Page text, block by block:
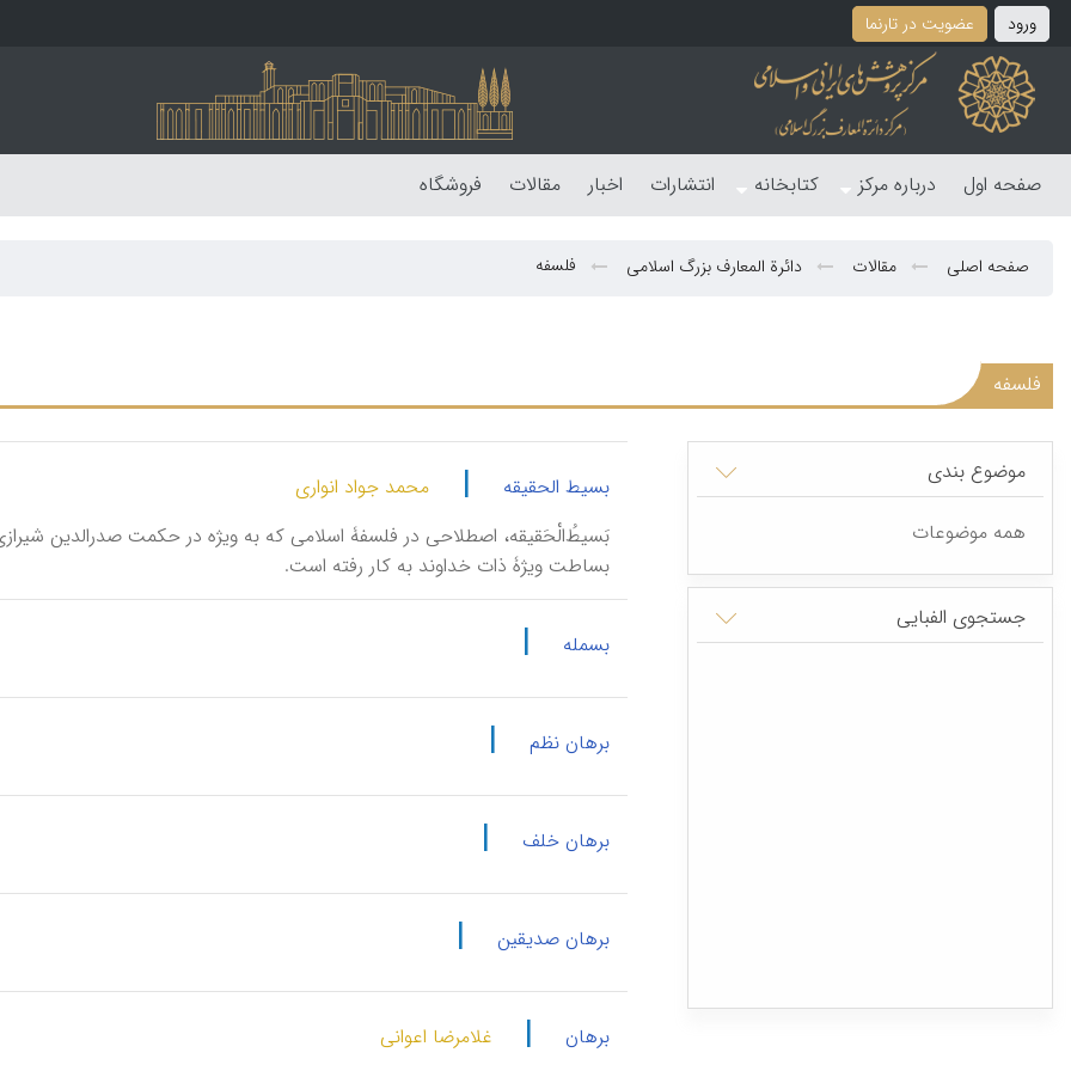
ورود عضویت در تارنما
صفحه اول درباره مرکز کتابخانه انتشارات اخبار مقالات فروشگاه
صفحه اصلی مقالات دائرة المعارف بزرگ اسلامی فلسفه
فلسفه
موضوع بندی
همه موضوعات
جستجوی الفبایی
بسیط الحقیقه |
محمد جواد انواری
بساطت‌ ویژۀ ذات‌ خداوند به‌ كار رفته‌ است‌.
بسمله |
برهان نظم |
برهان خلف |
برهان صدیقین |
برهان |
غلامرضا اعوانی